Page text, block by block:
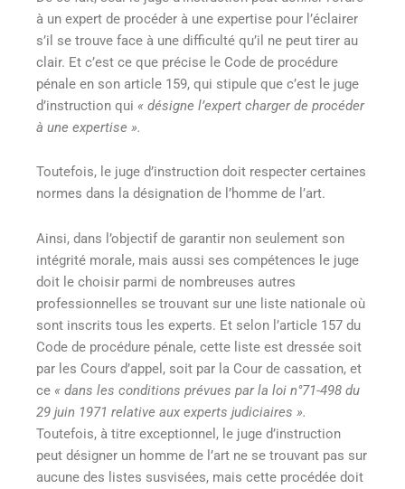
à un expert de procéder à une expertise pour l’éclairer
s’il se trouve face à une difficulté qu’il ne peut tirer au
clair. Et c’est ce que précise le Code de procédure
pénale en son article 159, qui stipule que c’est le juge
d’instruction qui « désigne l’expert charger de procéder
à une expertise ».
Toutefois, le juge d’instruction doit respecter certaines
normes dans la désignation de l’homme de l’art.
Ainsi, dans l’objectif de garantir non seulement son
intégrité morale, mais aussi ses compétences le juge
doit le choisir parmi de nombreuses autres
professionnelles se trouvant sur une liste nationale où
sont inscrits tous les experts. Et selon l’article 157 du
Code de procédure pénale, cette liste est dressée soit
par les Cours d’appel, soit par la Cour de cassation, et
ce « dans les conditions prévues par la loi n°71-498 du
29 juin 1971 relative aux experts judiciaires ».
Toutefois, à titre exceptionnel, le juge d’instruction
peut désigner un homme de l’art ne se trouvant pas sur
aucune des listes susvisées, mais cette procédée doit